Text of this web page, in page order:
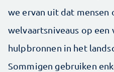
we ervan uit dat mensen
welvaartsniveaus op een
hulpbronnen in het
Sommigen gebruiken